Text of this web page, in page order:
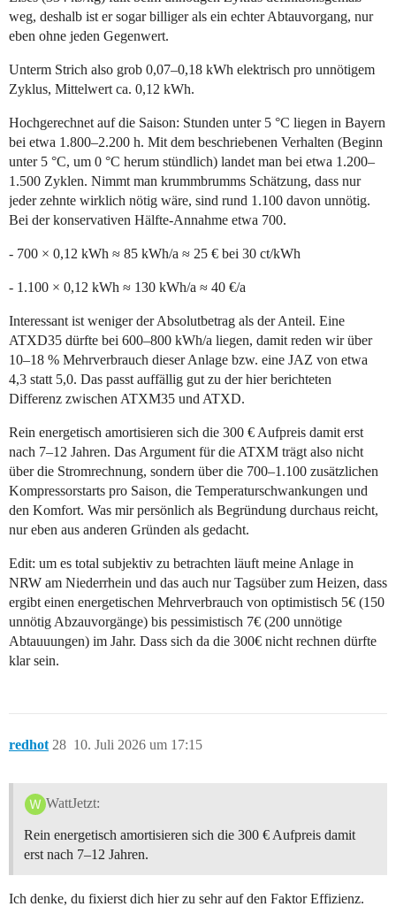
weg, deshalb ist er sogar billiger als ein echter Abtauvorgang, nur
eben ohne jeden Gegenwert.
Unterm Strich also grob 0,07–0,18 kWh elektrisch pro unnötigem
Zyklus, Mittelwert ca. 0,12 kWh.
Hochgerechnet auf die Saison: Stunden unter 5 °C liegen in Bayern
bei etwa 1.800–2.200 h. Mit dem beschriebenen Verhalten (Beginn
unter 5 °C, um 0 °C herum stündlich) landet man bei etwa 1.200–
1.500 Zyklen. Nimmt man krummbrumms Schätzung, dass nur
jeder zehnte wirklich nötig wäre, sind rund 1.100 davon unnötig.
Bei der konservativen Hälfte-Annahme etwa 700.
- 700 × 0,12 kWh ≈ 85 kWh/a ≈ 25 € bei 30 ct/kWh
- 1.100 × 0,12 kWh ≈ 130 kWh/a ≈ 40 €/a
Interessant ist weniger der Absolutbetrag als der Anteil. Eine
ATXD35 dürfte bei 600–800 kWh/a liegen, damit reden wir über
10–18 % Mehrverbrauch dieser Anlage bzw. eine JAZ von etwa
4,3 statt 5,0. Das passt auffällig gut zu der hier berichteten
Differenz zwischen ATXM35 und ATXD.
Rein energetisch amortisieren sich die 300 € Aufpreis damit erst
nach 7–12 Jahren. Das Argument für die ATXM trägt also nicht
über die Stromrechnung, sondern über die 700–1.100 zusätzlichen
Kompressorstarts pro Saison, die Temperaturschwankungen und
den Komfort. Was mir persönlich als Begründung durchaus reicht,
nur eben aus anderen Gründen als gedacht.
Edit: um es total subjektiv zu betrachten läuft meine Anlage in
NRW am Niederrhein und das auch nur Tagsüber zum Heizen, dass
ergibt einen energetischen Mehrverbrauch von optimistisch 5€ (150
unnötig Abzauvorgänge) bis pessimistisch 7€ (200 unnötige
Abtauuungen) im Jahr. Dass sich da die 300€ nicht rechnen dürfte
klar sein.
redhot 10. Juli 2026 um 17:15
28
WattJetzt:
Rein energetisch amortisieren sich die 300 € Aufpreis damit
erst nach 7–12 Jahren.
Ich denke, du fixierst dich hier zu sehr auf den Faktor Effizienz.